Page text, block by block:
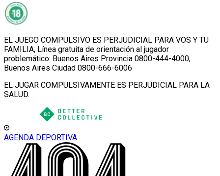
EL JUEGO COMPULSIVO ES PERJUDICIAL PARA VOS Y TU
FAMILIA, Línea gratuita de orientación al jugador
problemático: Buenos Aires Provincia 0800-444-4000,
Buenos Aires Ciudad 0800-666-6006
EL JUGAR COMPULSIVAMENTE ES PERJUDICIAL PARA LA
SALUD.
AGENDA DEPORTIVA